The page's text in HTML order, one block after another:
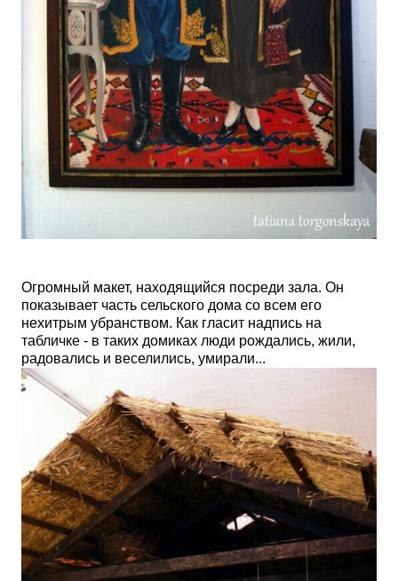
Огромный макет, находящийся посреди зала. Он
показывает часть сельского дома со всем его
нехитрым убранством. Как гласит надпись на
табличке - в таких домиках люди рождались, жили,
радовались и веселились, умирали...